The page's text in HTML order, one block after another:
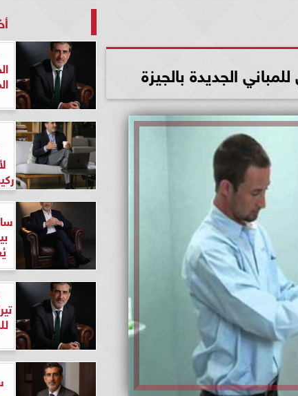
الجديدة بالجيزة